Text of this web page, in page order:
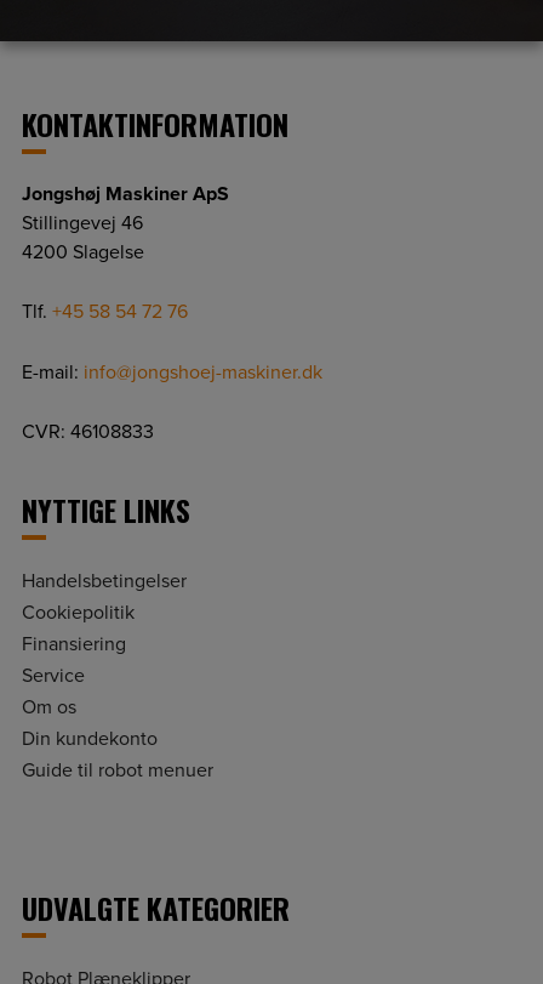
KONTAKTINFORMATION
Jongshøj Maskiner ApS
Stillingevej 46
4200 Slagelse
Tlf. +45 58 54 72 76
E-mail: info@jongshoej-maskiner.dk
CVR: 46108833
NYTTIGE LINKS
Handelsbetingelser
Cookiepolitik
Finansiering
Service
Om os
Din kundekonto
Guide til robot menuer
UDVALGTE KATEGORIER
Robot Plæneklipper